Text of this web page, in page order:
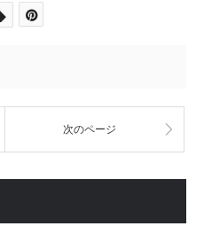
次のページ